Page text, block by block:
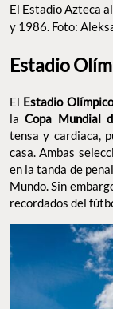
El Estadio Azteca
y 1986. Foto:
Estadio
El Estadio
laCopa Mundial
tensa y cardiaca,
casa. Ambas
en la tanda de
Mundo. Sin
recordados del